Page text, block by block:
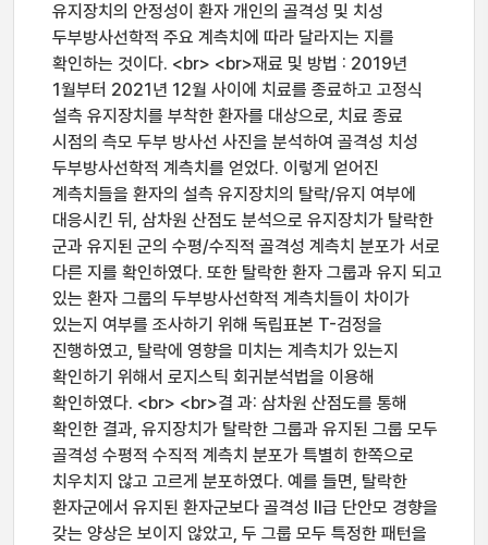
유지장치의 안정성이 환자 개인의 골격성 및 치성
두부방사선학적 주요 계측치에 따라 달라지는 지를
확인하는 것이다. <br> <br>재료 및 방법 : 2019년
1월부터 2021년 12월 사이에 치료를 종료하고 고정식
설측 유지장치를 부착한 환자를 대상으로, 치료 종료
시점의 측모 두부 방사선 사진을 분석하여 골격성 치성
두부방사선학적 계측치를 얻었다. 이렇게 얻어진
계측치들을 환자의 설측 유지장치의 탈락/유지 여부에
대응시킨 뒤, 삼차원 산점도 분석으로 유지장치가 탈락한
군과 유지된 군의 수평/수직적 골격성 계측치 분포가 서로
다른 지를 확인하였다. 또한 탈락한 환자 그룹과 유지 되고
있는 환자 그룹의 두부방사선학적 계측치들이 차이가
있는지 여부를 조사하기 위해 독립표본 T-검정을
진행하였고, 탈락에 영향을 미치는 계측치가 있는지
확인하기 위해서 로지스틱 회귀분석법을 이용해
확인하였다. <br> <br>결 과: 삼차원 산점도를 통해
확인한 결과, 유지장치가 탈락한 그룹과 유지된 그룹 모두
골격성 수평적 수직적 계측치 분포가 특별히 한쪽으로
치우치지 않고 고르게 분포하였다. 예를 들면, 탈락한
환자군에서 유지된 환자군보다 골격성 II급 단안모 경향을
갖는 양상은 보이지 않았고, 두 그룹 모두 특정한 패턴을